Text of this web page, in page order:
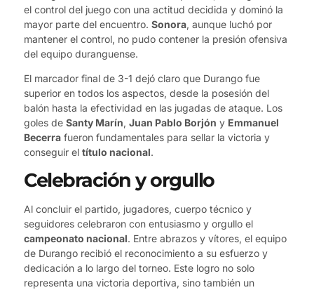
el control del juego con una actitud decidida y dominó la
mayor parte del encuentro. Sonora, aunque luchó por
mantener el control, no pudo contener la presión ofensiva
del equipo duranguense.
El marcador final de 3-1 dejó claro que Durango fue
superior en todos los aspectos, desde la posesión del
balón hasta la efectividad en las jugadas de ataque. Los
goles de Santy Marín, Juan Pablo Borjón y Emmanuel
Becerra fueron fundamentales para sellar la victoria y
conseguir el título nacional.
Celebración y orgullo
Al concluir el partido, jugadores, cuerpo técnico y
seguidores celebraron con entusiasmo y orgullo el
campeonato nacional. Entre abrazos y vítores, el equipo
de Durango recibió el reconocimiento a su esfuerzo y
dedicación a lo largo del torneo. Este logro no solo
representa una victoria deportiva, sino también un